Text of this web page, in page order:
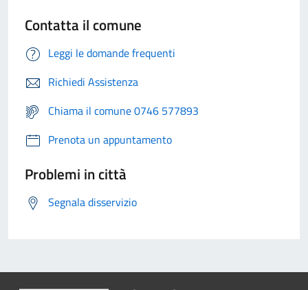
Contatta il comune
Leggi le domande frequenti
Richiedi Assistenza
Chiama il comune 0746 577893
Prenota un appuntamento
Problemi in città
Segnala disservizio